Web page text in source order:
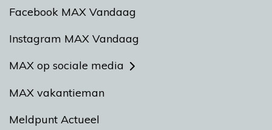
Facebook MAX Vandaag
Instagram MAX Vandaag
MAX op sociale media
MAX vakantieman
Meldpunt Actueel